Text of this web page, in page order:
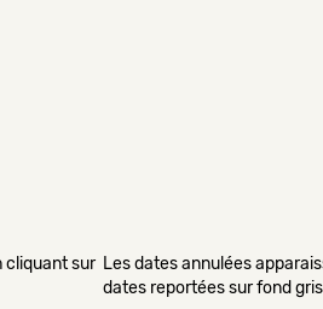
cliquant sur Les dates annulées
dates reportées sur fond